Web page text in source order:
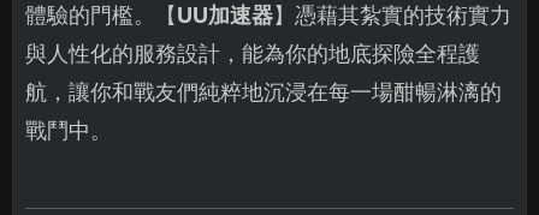
體驗的門檻。【UU加速器】憑藉其紮實的技術實力
與人性化的服務設計，能為你的地底探險全程護
航，讓你和戰友們純粹地沉浸在每一場酣暢淋漓的
戰鬥中。